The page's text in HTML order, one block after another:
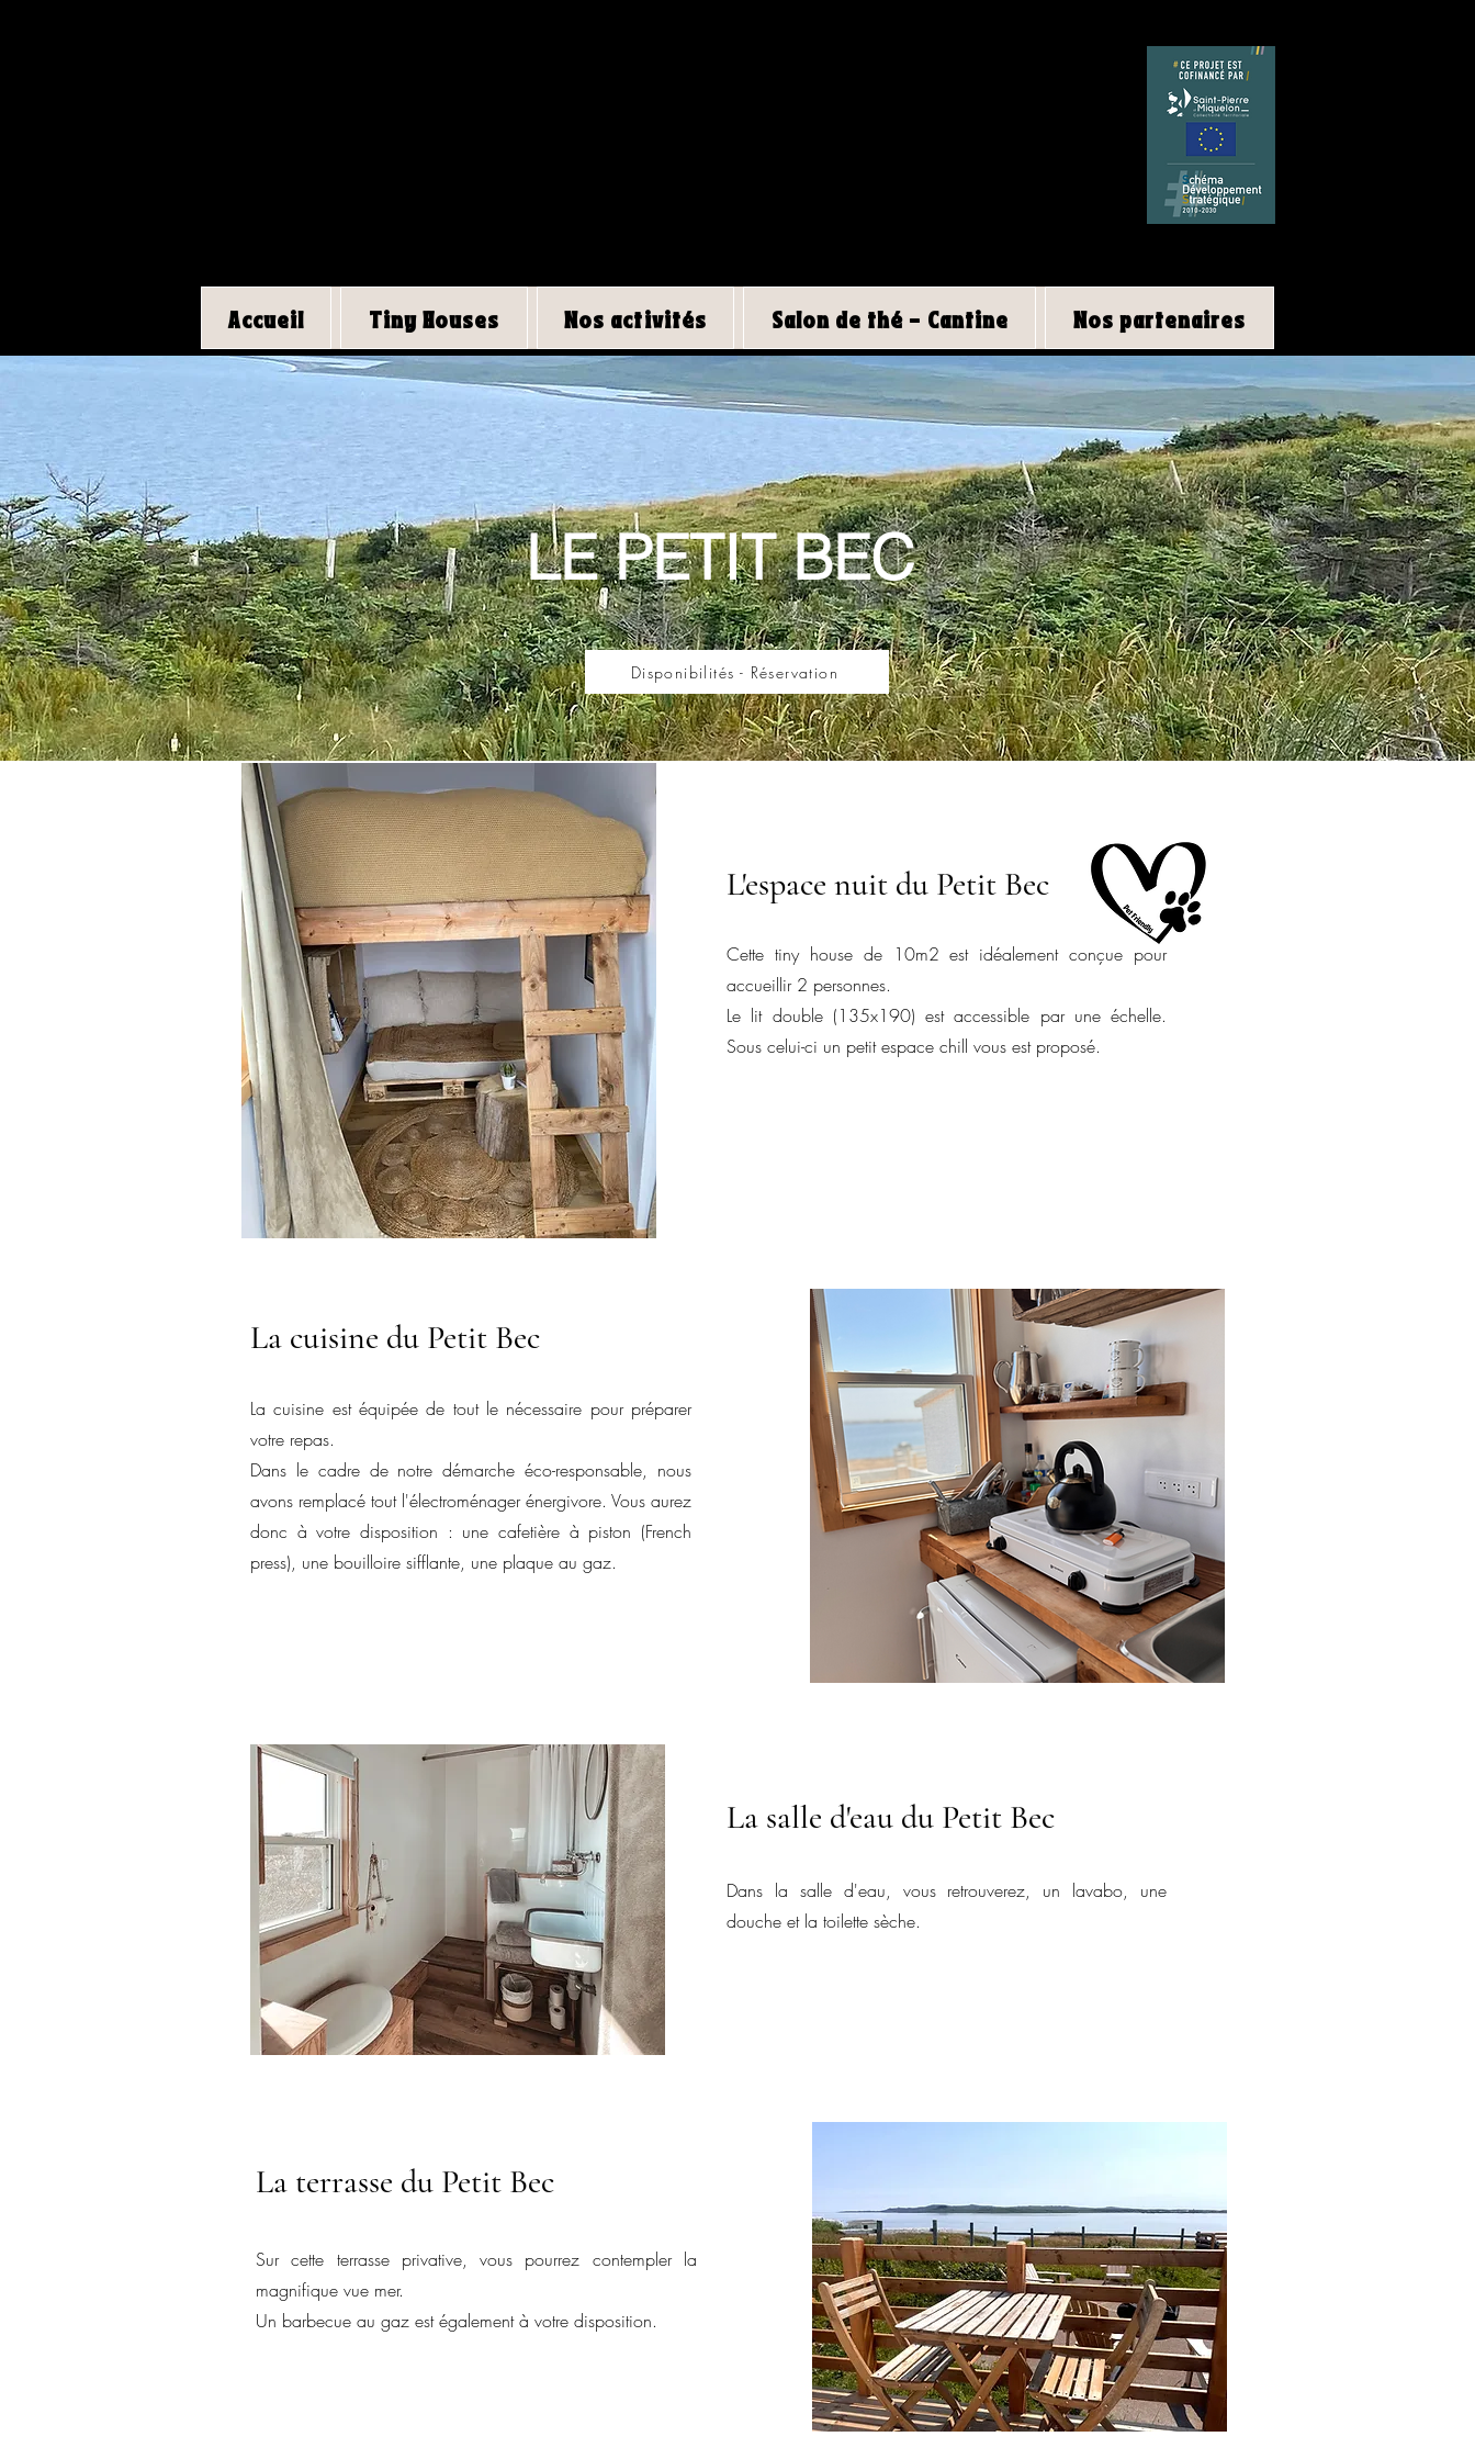
Accueil Tiny Houses Nos activités Salon de thé - Cantine Nos partenaires
LE PETIT BEC
Disponibilités - Réservation
L'espace nuit du Petit Bec
Cette tiny house de 10m2 est idéalement conçue pour
accueillir 2 personnes.
Le lit double (135x190) est accessible par une échelle.
Sous celui-ci un petit espace chill vous est proposé.
La cuisine du Petit Bec
La cuisine est équipée de tout le nécessaire pour préparer
votre repas.
Dans le cadre de notre démarche éco-responsable, nous
avons remplacé tout l'électroménager énergivore. Vous aurez
donc à votre disposition : une cafetière à piston (French
press), une bouilloire sifflante, une plaque au gaz.
La salle d'eau du Petit Bec
Dans la salle d'eau, vous retrouverez, un lavabo, une
douche et la toilette sèche.
La terrasse du Petit Bec
Sur cette terrasse privative, vous pourrez contempler la
magnifique vue mer.
Un barbecue au gaz est également à votre disposition.